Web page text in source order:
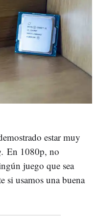
estar muy
En 1080p, no
juego que sea
si usamos una buena